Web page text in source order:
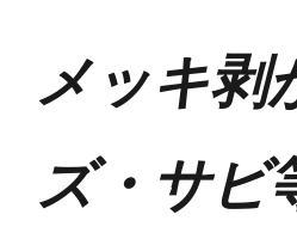
メッキ剥
ズ・サビ